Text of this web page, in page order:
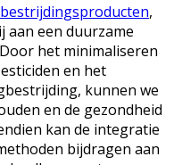
,
een duurzame
het minimaliseren
en het
kunnen we
en de gezondheid
kan de integratie
bijdragen aan